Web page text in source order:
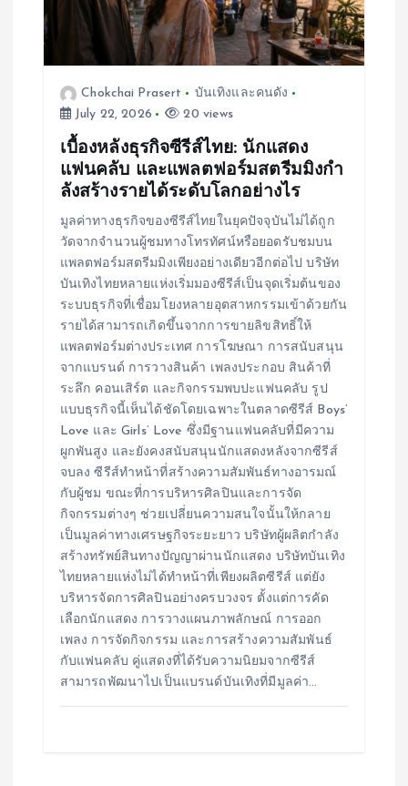
Chokchai Prasert
บันเทิงและคนดัง
July 22, 2026
20 views
เบื้องหลังธุรกิจซีรีส์ไทย: นักแสดง
แฟนคลับ และแพลตฟอร์มสตรีมมิงกำ
ลังสร้างรายได้ระดับโลกอย่างไร
มูลค่าทางธุรกิจของซีรีส์ไทยในยุคปัจจุบันไม่ได้ถูก
วัดจากจำนวนผู้ชมทางโทรทัศน์หรือยอดรับชมบน
แพลตฟอร์มสตรีมมิงเพียงอย่างเดียวอีกต่อไป บริษัท
บันเทิงไทยหลายแห่งเริ่มมองซีรีส์เป็นจุดเริ่มต้นของ
ระบบธุรกิจที่เชื่อมโยงหลายอุตสาหกรรมเข้าด้วยกัน
รายได้สามารถเกิดขึ้นจากการขายลิขสิทธิ์ให้
แพลตฟอร์มต่างประเทศ การโฆษณา การสนับสนุน
จากแบรนด์ การวางสินค้า เพลงประกอบ สินค้าที่
ระลึก คอนเสิร์ต และกิจกรรมพบปะแฟนคลับ รูป
แบบธุรกิจนี้เห็นได้ชัดโดยเฉพาะในตลาดซีรีส์ Boys’
Love และ Girls’ Love ซึ่งมีฐานแฟนคลับที่มีความ
ผูกพันสูง และยังคงสนับสนุนนักแสดงหลังจากซีรีส์
จบลง ซีรีส์ทำหน้าที่สร้างความสัมพันธ์ทางอารมณ์
กับผู้ชม ขณะที่การบริหารศิลปินและการจัด
กิจกรรมต่างๆ ช่วยเปลี่ยนความสนใจนั้นให้กลาย
เป็นมูลค่าทางเศรษฐกิจระยะยาว บริษัทผู้ผลิตกำลัง
สร้างทรัพย์สินทางปัญญาผ่านนักแสดง บริษัทบันเทิง
ไทยหลายแห่งไม่ได้ทำหน้าที่เพียงผลิตซีรีส์ แต่ยัง
บริหารจัดการศิลปินอย่างครบวงจร ตั้งแต่การคัด
เลือกนักแสดง การวางแผนภาพลักษณ์ การออก
เพลง การจัดกิจกรรม และการสร้างความสัมพันธ์
กับแฟนคลับ คู่แสดงที่ได้รับความนิยมจากซีรีส์
สามารถพัฒนาไปเป็นแบรนด์บันเทิงที่มีมูลค่า…